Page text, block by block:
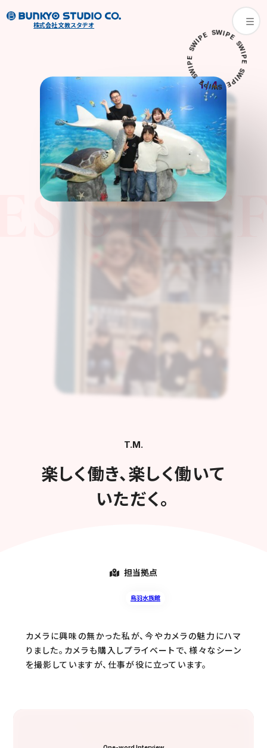
株式会社 文教スタヂオ
T.M.
楽しく働き、楽しく働いて
いただく。
1/4
S
W
I
P
E
S
W
I
P
E
S
W
I
P
E
S
W
I
P
E
S
W
IPE SWIP
E
担当拠点
鳥羽水族館
カメラに興味の無かった私が、今やカメラの魅力にハマ
りました。カメラも購入しプライベートで、様々なシーン
を撮影していますが、仕事が役に立っています。